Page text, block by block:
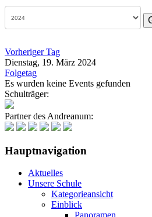
Vorheriger Tag
Dienstag, 19. März 2024
Folgetag
Es wurden keine Events gefunden
Schulträger:
Partner des Andreanum:
Hauptnavigation
Aktuelles
Unsere Schule
Kategorieansicht
Einblick